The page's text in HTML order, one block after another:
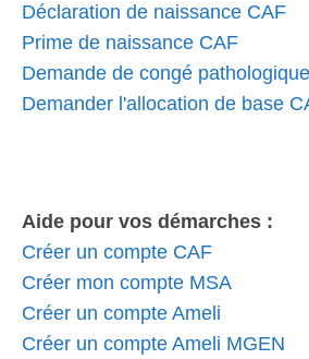
Déclaration de naissance CAF
Prime de naissance CAF
Demande de congé pathologique
Demander l'allocation de base
Aide pour vos démarches :
Créer un compte CAF
Créer mon compte MSA
Créer un compte Ameli
Créer un compte Ameli MGEN